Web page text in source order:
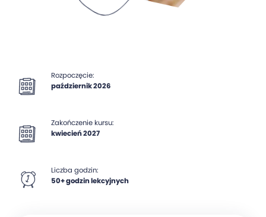
Rozpoczęcie:
październik 2026
Zakończenie kursu:
kwiecień 2027
Liczba godzin:
50+ godzin lekcyjnych